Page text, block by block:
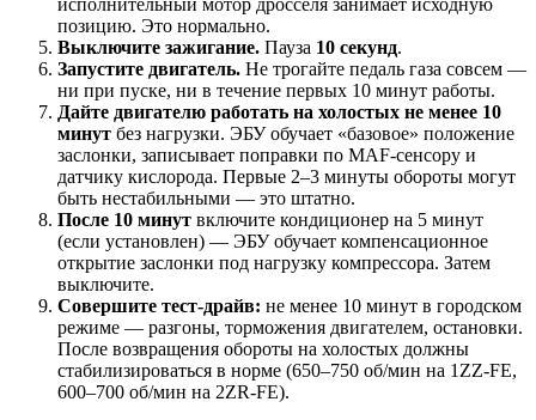
позицию. Это нормально.
Выключите зажигание. Пауза 10 секунд.
Запустите двигатель. Не трогайте педаль газа совсем —
ни при пуске, ни в течение первых 10 минут работы.
Дайте двигателю работать на холостых не менее 10
минут без нагрузки. ЭБУ обучает «базовое» положение
заслонки, записывает поправки по MAF-сенсору и
датчику кислорода. Первые 2–3 минуты обороты могут
быть нестабильными — это штатно.
После 10 минут включите кондиционер на 5 минут
(если установлен) — ЭБУ обучает компенсационное
открытие заслонки под нагрузку компрессора. Затем
выключите.
Совершите тест-драйв: не менее 10 минут в городском
режиме — разгоны, торможения двигателем, остановки.
После возвращения обороты на холостых должны
стабилизироваться в норме (650–750 об/мин на 1ZZ-FE,
600–700 об/мин на 2ZR-FE).